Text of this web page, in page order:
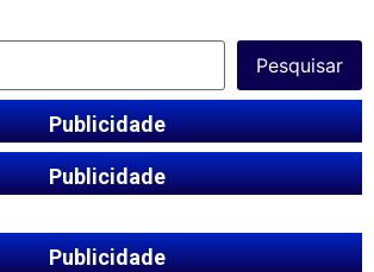
Pesquisar
Publicidade
Publicidade
Publicidade